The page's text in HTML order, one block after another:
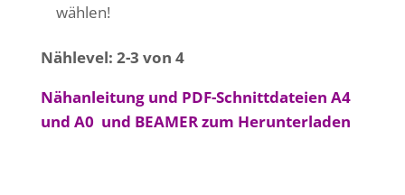
wählen!
Nählevel: 2-3 von 4
Nähanleitung und PDF-Schnittdateien A4
und A0 und BEAMER zum Herunterladen